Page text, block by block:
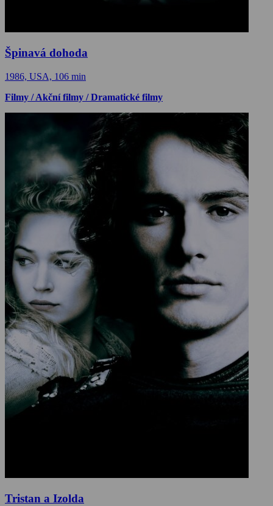
Špinavá dohoda
1986, USA, 106 min
Filmy / Akční filmy / Dramatické filmy
Tristan a Izolda